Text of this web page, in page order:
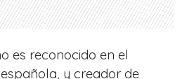
es reconocido en el
y creador de